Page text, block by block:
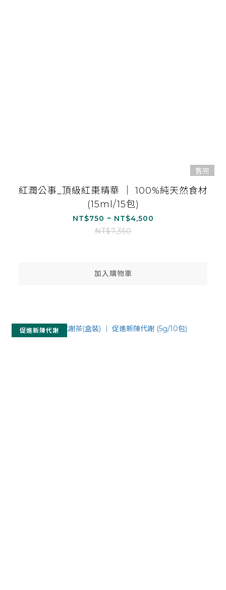
售完
紅潤公事_頂級紅棗精華 ｜ 100%純天然食材
(15ml/15包)
NT$750 ~ NT$4,500
NT$7,350
加入購物車
促進新陳代謝